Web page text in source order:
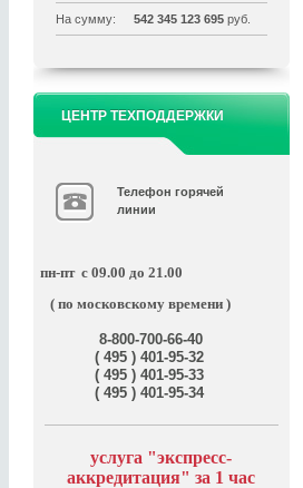
На сумму: 542 345 123 695 руб.
ЦЕНТР ТЕХПОДДЕРЖКИ
Телефон горячей
линии
пн-пт с 09.00 до 21.00
( по московскому времени )
8-800-700-66-40
( 495 ) 401-95-32
( 495 ) 401-95-33
( 495 ) 401-95-34
услуга "экспресс-
аккредитация" за 1 час